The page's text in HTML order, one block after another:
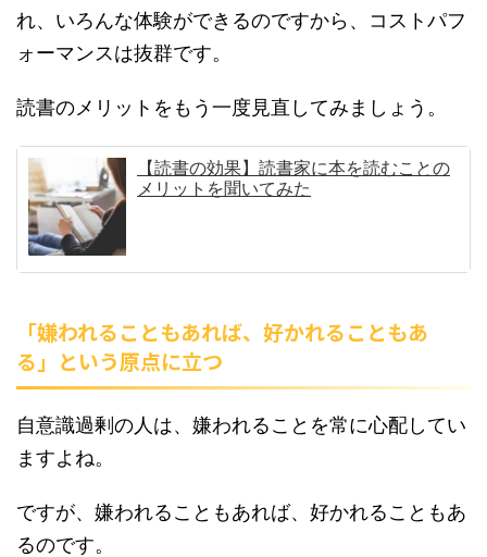
れ、いろんな体験ができるのですから、コストパフ
ォーマンスは抜群です。
読書のメリットをもう一度見直してみましょう。
【読書の効果】読書家に本を読むことの
メリットを聞いてみた
「嫌われることもあれば、好かれることもあ
る」という原点に立つ
自意識過剰の人は、嫌われることを常に心配してい
ますよね。
ですが、嫌われることもあれば、好かれることもあ
るのです。